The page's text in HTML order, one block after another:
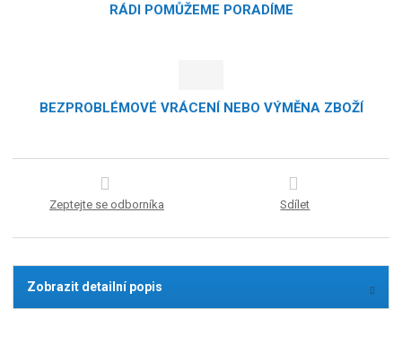
RÁDI POMŮŽEME PORADÍME
BEZPROBLÉMOVÉ VRÁCENÍ NEBO VÝMĚNA ZBOŽÍ
Zeptejte se odborníka Sdílet
Zobrazit detailní popis